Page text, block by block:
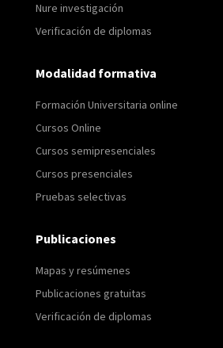
Nure investigación
Verificación de diplomas
Modalidad formativa
Formación Universitaria online
Cursos Online
Cursos semipresenciales
Cursos presenciales
Pruebas selectivas
Publicaciones
Mapas y resúmenes
Publicaciones gratuitas
Verificación de diplomas